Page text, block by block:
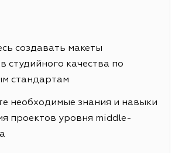
создавать макеты
студийного качества по
стандартам
необходимые знания и навыки
проектов уровня middle-